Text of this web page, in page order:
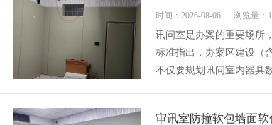
时间：2026-08-06 浏览量：1
讯问室是办案的重要场所
标准指出，办案区建设（
不仅要规划讯问室内器具
审讯室防撞软包墙面软